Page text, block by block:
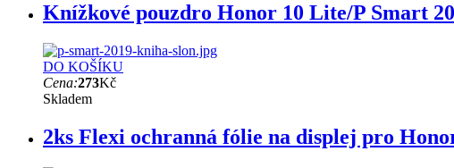
Knížkové pouzdro Honor 10 Lite/P Smart
DO KOŠÍKU
Cena:273Kč
Skladem
2ks Flexi ochranná fólie na displej pro